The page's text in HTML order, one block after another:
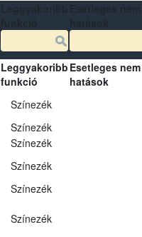
Leggyakoribb
funkció
Esetleges
hatások
Színezék
Színezék
Színezék
Színezék
Színezék
Színezék